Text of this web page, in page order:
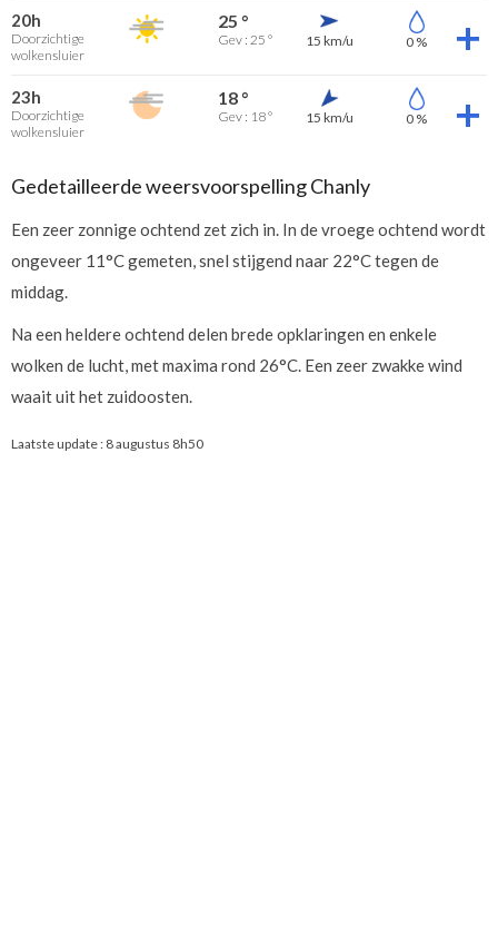
20h
Doorzichtige
wolkensluier
25 °
Gev : 25 ° 15 km/u 0 %
23h
Doorzichtige
wolkensluier
18 °
Gev : 18 ° 15 km/u 0 %
Gedetailleerde weersvoorspelling Chanly
Een zeer zonnige ochtend zet zich in. In de vroege ochtend wordt
ongeveer 11°C gemeten, snel stijgend naar 22°C tegen de
middag.
Na een heldere ochtend delen brede opklaringen en enkele
wolken de lucht, met maxima rond 26°C. Een zeer zwakke wind
waait uit het zuidoosten.
Laatste update : 8 augustus 8h50